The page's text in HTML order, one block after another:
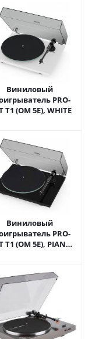
Виниловый
PRO-
T1 (OM 5E), WHITE
Виниловый
PRO-
T1 (OM 5E), PIANO